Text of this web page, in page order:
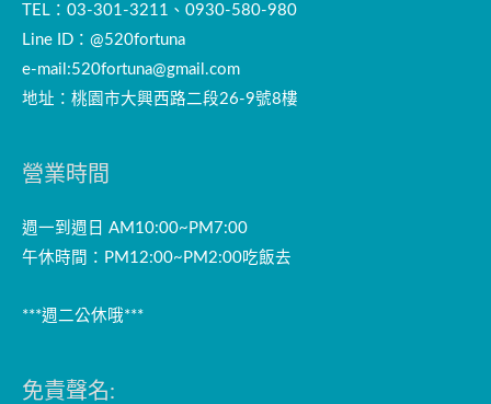
TEL：03-301-3211、0930-580-980
Line ID：@520fortuna
e-mail:520fortuna@gmail.com
地址：桃園市大興西路二段26-9號8樓
營業時間
週一到週日 AM10:00~PM7:00
午休時間：PM12:00~PM2:00吃飯去
***週二公休哦***
免責聲名: